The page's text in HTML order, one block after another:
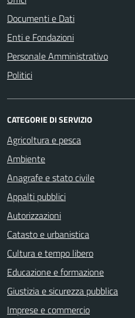
Documenti e Dati
Enti e Fondazioni
Personale Amministrativo
Politici
CATEGORIE DI SERVIZIO
Agricoltura e pesca
Ambiente
Anagrafe e stato civile
Appalti pubblici
Autorizzazioni
Catasto e urbanistica
Cultura e tempo libero
Educazione e formazione
Giustizia e sicurezza pubblica
Imprese e commercio